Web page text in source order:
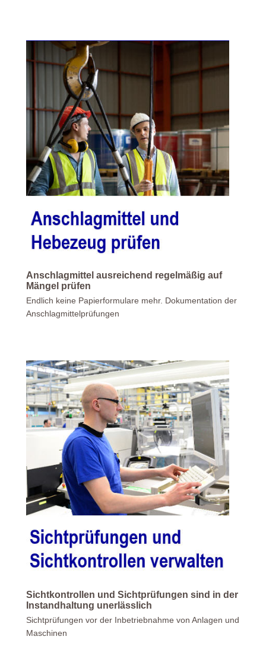
Anschlagmittel ausreichend regelmäßig auf
Mängel prüfen
Endlich keine Papierformulare mehr. Dokumentation der
Anschlagmittelprüfungen
Sichtkontrollen und Sichtprüfungen sind in der
Instandhaltung unerlässlich
Sichtprüfungen vor der Inbetriebnahme von Anlagen und
Maschinen